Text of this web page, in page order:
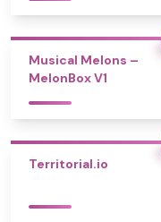
Musical Melons –
MelonBox V1
Territorial.io